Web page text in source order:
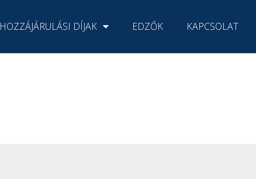
HOZZÁJÁRULÁSI DÍJAK EDZŐK KAPCSOLAT